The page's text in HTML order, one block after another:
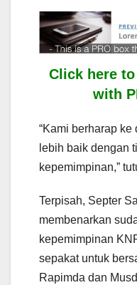
Click here
with
“Kami berharap
lebih baik dengan
kepemimpinan,”
Terpisah, Septer
membenarkan
kepemimpinan
sepakat untuk
Rapimda dan